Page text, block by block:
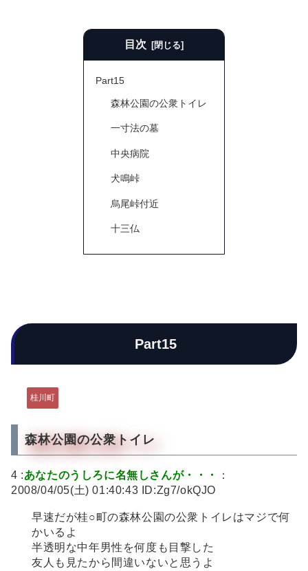
目次
Part15
森林公園の公衆トイレ
一寸法の墓
中央病院
犬鳴峠
烏尾峠付近
十三仏
Part15
桂川町
森林公園の公衆トイレ
4 :あなたのうしろに名無しさんが・・・
：
2008/04/05(土) 01:40:43 ID:Zg7/okQJO
早速だが桂○町の森林公園の公衆トイレはマジで何
かいるよ
半透明な中年男性を何度も目撃した
友人も見たから間違いないと思うよ